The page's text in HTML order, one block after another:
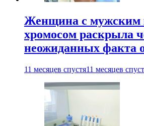
Женщина с мужским
хромосом раскрыла
неожиданных факта
11 месяцев спустя11 месяцев